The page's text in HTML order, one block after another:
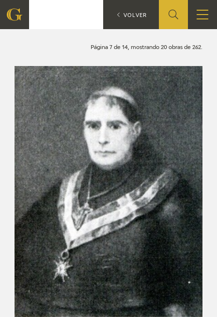
QUIENES SOMOS
CENTRO DE INVESTIGACIÓN Y DOCUMENTACIÓN
ACCIÓN CORPORATIVA
SEDE
CONTACTO
PROGRAMACIÓN
EXPOSICIONES
ACTIVIDADES
ACTUALIDAD
SALA DE PRENSA
Página 7 de 14, mostrando 20 obras de 262.
CATÁLOGO Búsqueda
VOLVER